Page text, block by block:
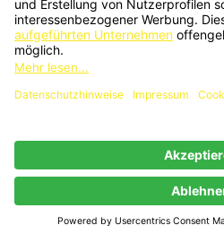
SHOP
© 2026 - Webdesign by PriTumble